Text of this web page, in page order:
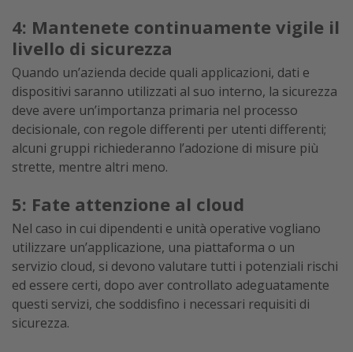
4: Mantenete continuamente vigile il
livello di sicurezza
Quando un’azienda decide quali applicazioni, dati e
dispositivi saranno utilizzati al suo interno, la sicurezza
deve avere un’importanza primaria nel processo
decisionale, con regole differenti per utenti differenti;
alcuni gruppi richiederanno l’adozione di misure più
strette, mentre altri meno.
5: Fate attenzione al cloud
Nel caso in cui dipendenti e unità operative vogliano
utilizzare un’applicazione, una piattaforma o un
servizio cloud, si devono valutare tutti i potenziali rischi
ed essere certi, dopo aver controllato adeguatamente
questi servizi, che soddisfino i necessari requisiti di
sicurezza.